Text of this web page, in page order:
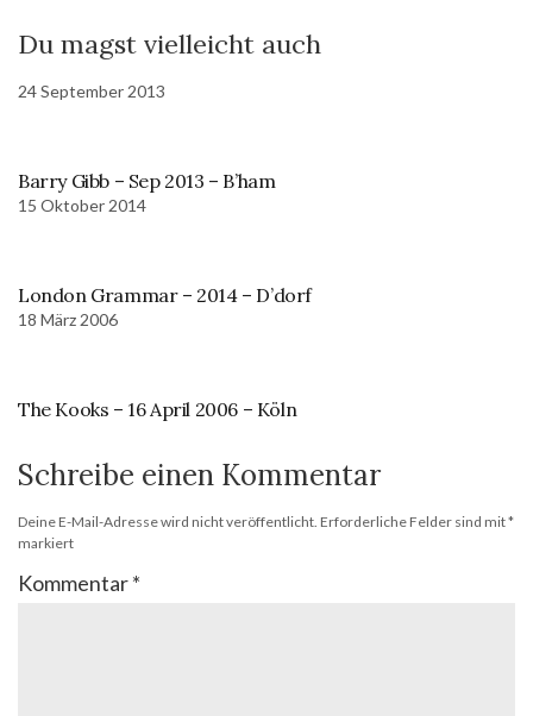
Du magst vielleicht auch
24 September 2013
Barry Gibb – Sep 2013 – B’ham
15 Oktober 2014
London Grammar – 2014 – D’dorf
18 März 2006
The Kooks – 16 April 2006 – Köln
Schreibe einen Kommentar
Deine E-Mail-Adresse wird nicht veröffentlicht. Erforderliche Felder sind mit*
markiert
Kommentar*